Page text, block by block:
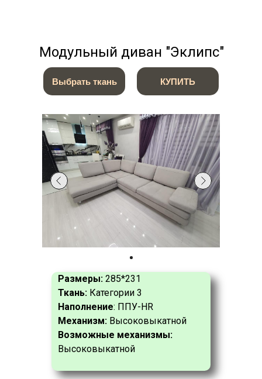
Модульный диван "Эклипс"
Выбрать ткань
Размеры: 285*231
Ткань: Категории 3
Наполнение: ППУ-HR
Механизм: Высоковыкатной
Возможные механизмы:
Высоковыкатной
КУПИТЬ